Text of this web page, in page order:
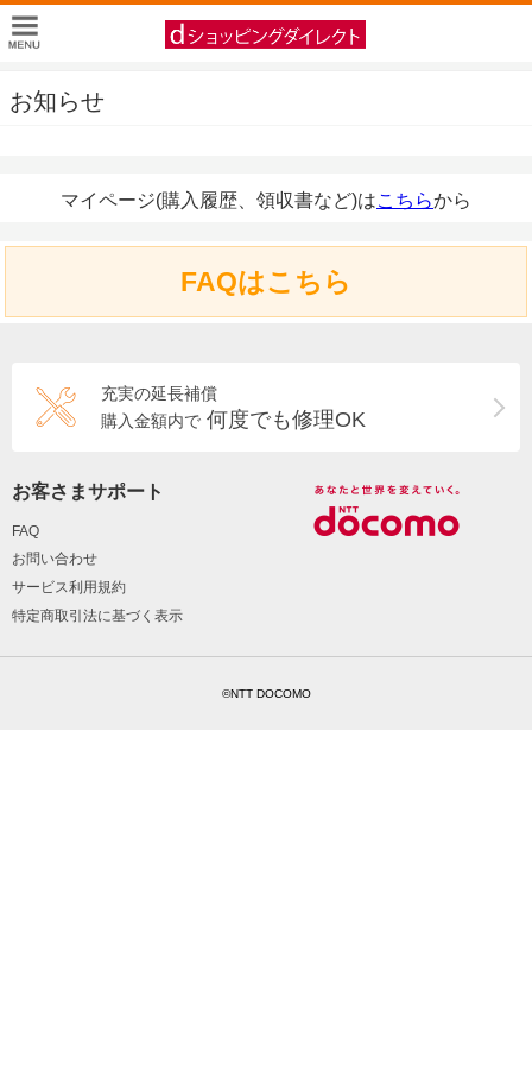
お知らせ
マイページ(購入履歴、領収書など)はこちらから
FAQはこちら
充実の延長補償
購入金額内で 何度でも修理OK
お客さまサポート
FAQ
お問い合わせ
サービス利用規約
特定商取引法に基づく表示
©NTT DOCOMO